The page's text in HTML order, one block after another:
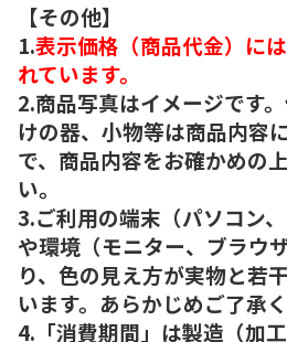
【その他】
1.表示価格（商品代金）に
れています。
2.商品写真はイメージです
けの器、小物等は商品内容
で、商品内容をお確かめの
い。
3.ご利用の端末（パソコン、
や環境（モニター、ブラウ
り、色の見え方が実物と若
います。あらかじめご了承く
4.「消費期間」は製造（加